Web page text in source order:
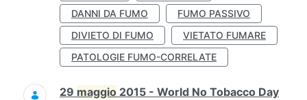
DANNI DA FUMO
FUMO PASSIVO
DIVIETO DI FUMO
VIETATO FUMARE
PATOLOGIE FUMO-CORRELATE
29 maggio 2015 - World No Tobacco Day